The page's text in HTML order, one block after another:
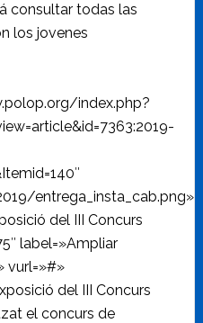
consultar todas las
los jovenes
index.php?
entrega_insta_cab.png»
del III Concurs
label=»Ampliar
vurl=»#»
del III Concurs
el concurs de